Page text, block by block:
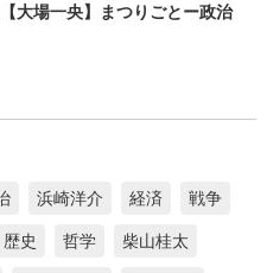
大場一央】まつりごとー政治
浜崎洋介 経済 戦争
歴史 哲学 柴山桂太